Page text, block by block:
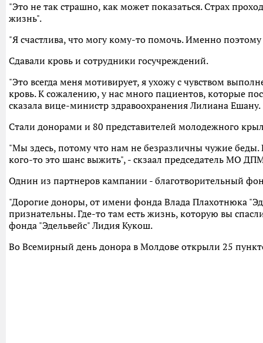
"Это не так страшно, как может показаться. Страх
жизнь".
"Я счастлива, что могу кому-то помочь. Именно поэтому
Сдавали кровь и сотрудники госучреждений.
"Это всегда меня мотивирует, я ухожу с чувством
кровь. К сожалению, у нас много пациентов, которые
сказала вице-министр здравоохранения Лилиана Ешану.
Стали донорами и 80 представителей молодежного
"Мы здесь, потому что нам не безразличны чужие
кого-то это шанс выжить", - скзаал председатель МО
Однин из партнеров кампании - благотворительный
"Дорогие доноры, от имени фонда Влада Плахотнюка
признательны. Где-то там есть жизнь, которую вы
фонда "Эдельвейс" Лидия Кукош.
Во Всемирный день донора в Молдове открыли 25